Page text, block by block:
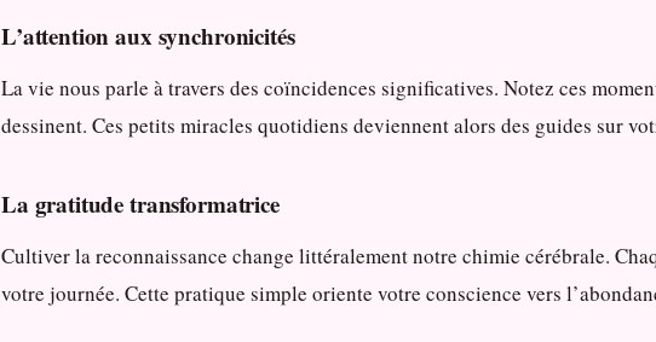
L’attention aux synchronicités
La vie nous parle à travers des coïncidences significatives. Notez ces
dessinent. Ces petits miracles quotidiens deviennent alors des guides sur
La gratitude transformatrice
Cultiver la reconnaissance change littéralement notre chimie cérébrale.
votre journée. Cette pratique simple oriente votre conscience vers